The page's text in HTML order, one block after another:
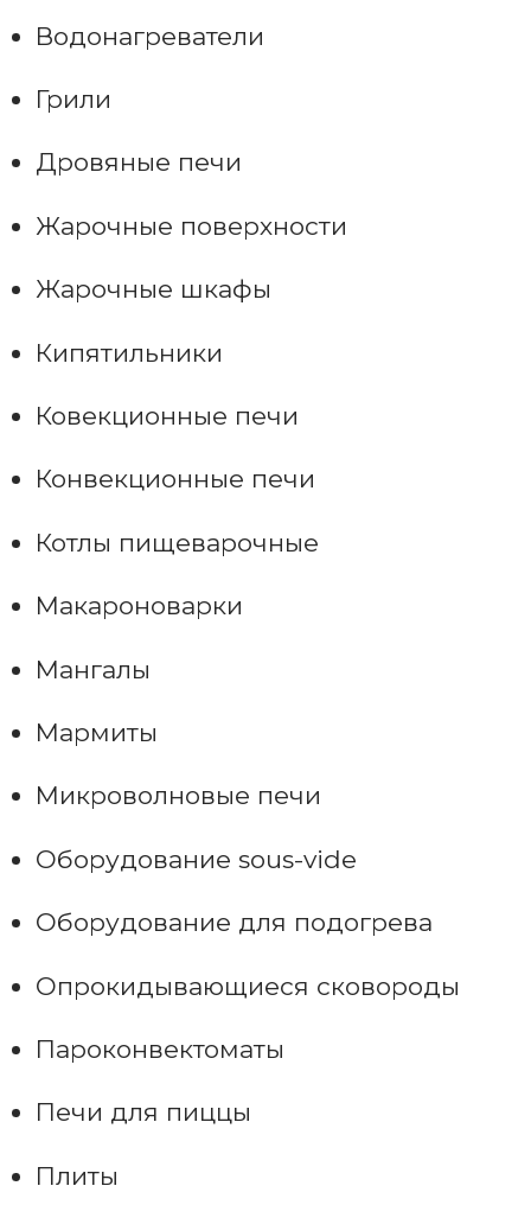
Водонагреватели
Грили
Дровяные печи
Жарочные поверхности
Жарочные шкафы
Кипятильники
Ковекционные печи
Конвекционные печи
Котлы пищеварочные
Макароноварки
Мангалы
Мармиты
Микроволновые печи
Оборудование sous-vide
Оборудование для подогрева
Опрокидывающиеся сковороды
Пароконвектоматы
Печи для пиццы
Плиты